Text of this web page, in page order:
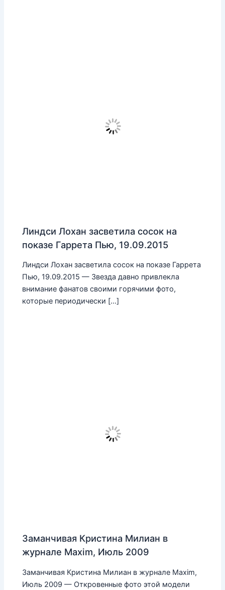
Линдси Лохан засветила сосок на
показе Гаррета Пью, 19.09.2015
Линдси Лохан засветила сосок на показе Гаррета
Пью, 19.09.2015 — Звезда давно привлекла
внимание фанатов своими горячими фото,
которые периодически […]
Заманчивая Кристина Милиан в
журнале Maxim, Июль 2009
Заманчивая Кристина Милиан в журнале Maxim,
Июль 2009 — Откровенные фото этой модели